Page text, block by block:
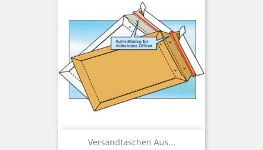
Versandtaschen Aus...